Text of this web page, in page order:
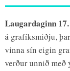
Laugardaginn
á grafíksmiðju,
vinna sín eigin
verður unnið með